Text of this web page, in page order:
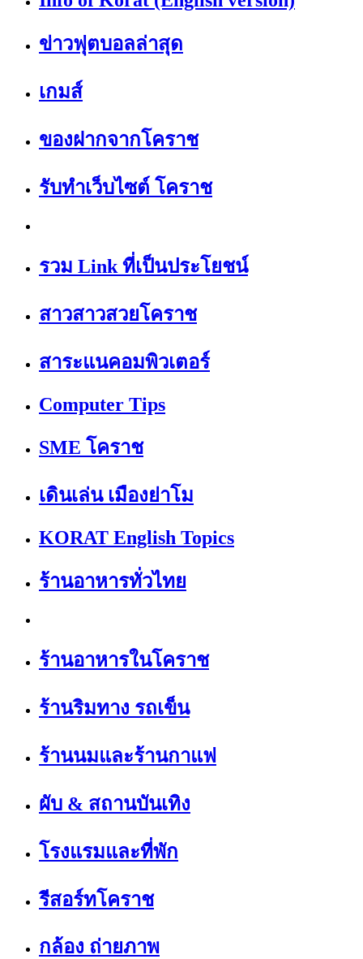
ข่าวฟุตบอลล่าสุด
เกมส์
ของฝากจากโคราช
รับทำเว็บไซต์ โคราช
รวม Link ที่เป็นประโยชน์
สาวสาวสวยโคราช
สาระแนคอมพิวเตอร์
Computer Tips
SME โคราช
เดินเล่น เมืองย่าโม
KORAT English Topics
ร้านอาหารทั่วไทย
ร้านอาหารในโคราช
ร้านริมทาง รถเข็น
ร้านนมและร้านกาแฟ
ผับ & สถานบันเทิง
โรงแรมและที่พัก
รีสอร์ทโคราช
กล้อง ถ่ายภาพ